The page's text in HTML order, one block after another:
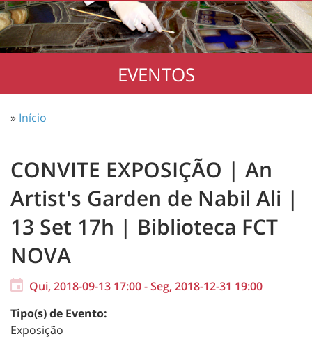
EVENTOS
» Início
CONVITE EXPOSIÇÃO | An
Artist's Garden de Nabil Ali |
13 Set 17h | Biblioteca FCT
NOVA
Qui, 2018-09-13 17:00-Seg, 2018-12-31 19:00
Tipo(s) de Evento:
Exposição